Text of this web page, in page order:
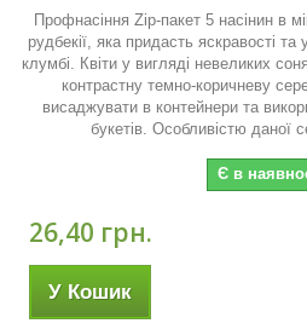
Профнасіння Zip-пакет 5 насінин в
рудбекії, яка придасть яскравості
клумбі. Квіти у вигляді невеликих
контрастну темно-коричневу
висаджувати в контейнери та
букетів. Особливістю даної
Є в
26,40 грн.
У Кошик